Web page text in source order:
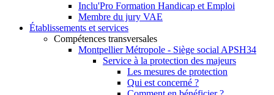
Inclu'Pro Formation Handicap et Emploi
Membre du jury VAE
Établissements et services
Compétences transversales
Montpellier Métropole - Siège social APSH34
Service à la protection des majeurs
Les mesures de protection
Qui est concerné ?